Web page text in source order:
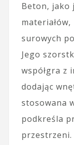
Beton, jako
surowych
Jego
współgra z
dodając
stosowana
podkreśla
przestrzeni.